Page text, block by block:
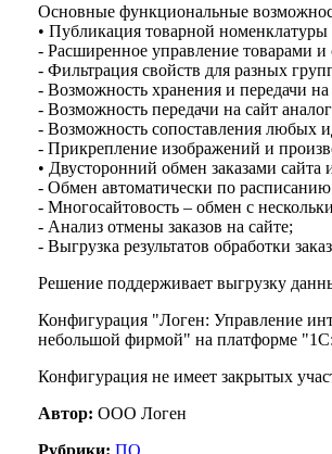
Основные функциональные
• Публикация товарной номенклатуры
- Расширенное управление товарами и
- Фильтрация свойств для разных
- Возможность хранения и передачи на
- Возможность передачи на сайт
- Возможность сопоставления любых
- Прикрепление изображений и
• Двусторонний обмен заказами
- Обмен автоматически по
- Многосайтовость – обмен с
- Анализ отмены заказов на сайте;
- Выгрузка результатов обработки
Решение поддерживает выгрузку
Конфигурация "Логен: Управление
небольшой фирмой" на платформе
Конфигурация не имеет закрытых
Автор: ООО Логен
Рубрики: ПО